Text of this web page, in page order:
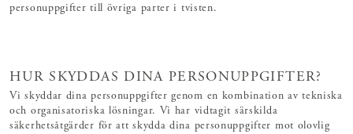
personuppgifter till övriga parter i tvisten.
HUR SKYDDAS DINA PERSONUPPGIFTER?
Vi skyddar dina personuppgifter genom en kombination av tekniska
och organisatoriska lösningar. Vi har vidtagit särskilda
säkerhetsåtgärder för att skydda dina personuppgifter mot olovlig